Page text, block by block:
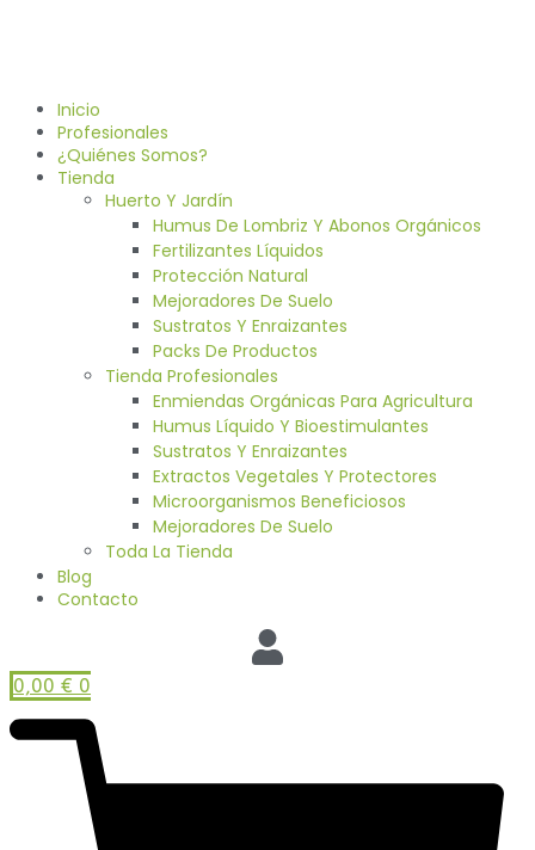
Inicio
Profesionales
¿Quiénes Somos?
Tienda
Huerto Y Jardín
Humus De Lombriz Y Abonos Orgánicos
Fertilizantes Líquidos
Protección Natural
Mejoradores De Suelo
Sustratos Y Enraizantes
Packs De Productos
Tienda Profesionales
Enmiendas Orgánicas Para Agricultura
Humus Líquido Y Bioestimulantes
Sustratos Y Enraizantes
Extractos Vegetales Y Protectores
Microorganismos Beneficiosos
Mejoradores De Suelo
Toda La Tienda
Blog
Contacto
0,00 € 0